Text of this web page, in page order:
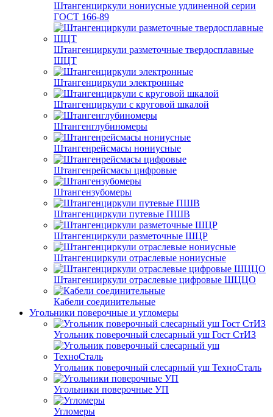
Штангенциркули нониусные удлиненной серии
ГОСТ 166-89
Штангенциркули разметочные твердосплавные
ШЦТ
Штангенциркули электронные
Штангенциркули с круговой шкалой
Штангенглубиномеры
Штангенрейсмасы нониусные
Штангенрейсмасы цифровые
Штангензубомеры
Штангенциркули путевые ПШВ
Штангенциркули разметочные ШЦР
Штангенциркули отраслевые нониусные
Штангенциркули отраслевые цифровые ШЦЦО
Кабели соединительные
Угольники поверочные и угломеры
Угольник поверочный слесарный уш Гост СтИЗ
Угольник поверочный слесарный уш ТехноСталь
Угольники поверочные УП
Угломеры